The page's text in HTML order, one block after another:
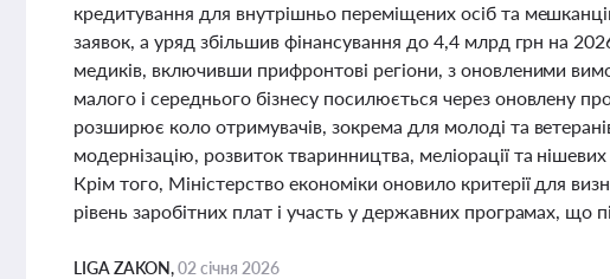
кредитування для внутрішньо переміщених осіб та
заявок, а уряд збільшив фінансування до 4,4 млрд грн на
медиків, включивши прифронтові регіони, з оновленими
малого і середнього бізнесу посилюється через оновлену
розширює коло отримувачів, зокрема для молоді та
модернізацію, розвиток тваринництва, меліорації та
Крім того, Міністерство економіки оновило критерії для
рівень заробітних плат і участь у державних програмах, що
LIGA ZAKON,02 січня 2026